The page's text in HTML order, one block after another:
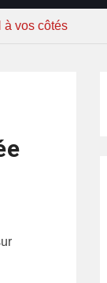
à vos côtés